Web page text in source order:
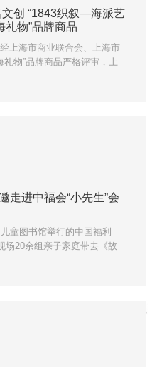
邀参加活动。
文创 “1843织叙—海派艺
礼物”品牌商品
上海市商业联合会、上海市
物”品牌商品严格评审，上
选为2025年度“上海礼物”品
走进中福会“小先生”会
童图书馆举行的中国福利
场20余组亲子家庭带去《故